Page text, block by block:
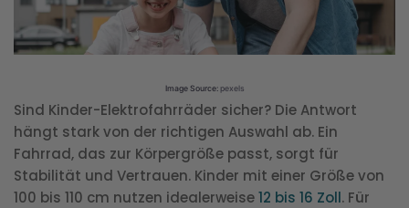
Image Source: pexels
Sind Kinder-Elektrofahrräder sicher? Die Antwort
hängt stark von der richtigen Auswahl ab. Ein
Fahrrad, das zur Körpergröße passt, sorgt für
Stabilität und Vertrauen. Kinder mit einer Größe von
100 bis 110 cm nutzen idealerweise12 bis 16 Zoll. Für